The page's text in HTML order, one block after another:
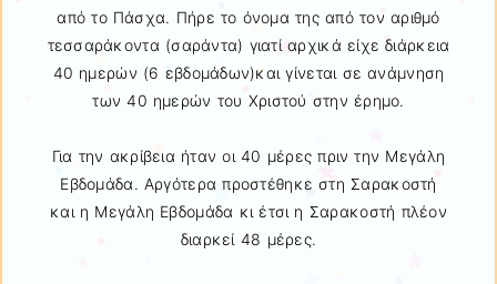
από το Πάσχα. Πήρε το όνομα της από τον αριθμό
τεσσαράκοντα (σαράντα) γιατί αρχικά είχε διάρκεια
40 ημερών (6 εβδομάδων)και γίνεται σε ανάμνηση
των 40 ημερών του Χριστού στην έρημο.
Για την ακρίβεια ήταν οι 40 μέρες πριν την Μεγάλη
Εβδομάδα. Αργότερα προστέθηκε στη Σαρακοστή
και η Μεγάλη Εβδομάδα κι έτσι η Σαρακοστή πλέον
διαρκεί 48 μέρες.